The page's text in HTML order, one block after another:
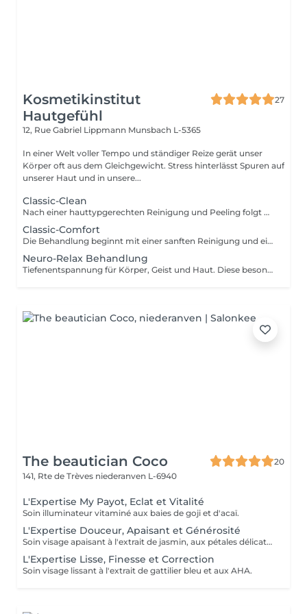
Kosmetikinstitut
Hautgefühl
27
12, Rue Gabriel Lippmann Munsbach L-5365
In einer Welt voller Tempo und ständiger Reize gerät unser
Körper oft aus dem Gleichgewicht. Stress hinterlässt Spuren auf
unserer Haut und in unsere...
Classic-Clean
Nach einer hauttypgerechten Reinigung und Peeling folgt das Entfernen von Hautunreinheiten für porentiefe Reinheit. Anschließend wird ein Wirkstoffkonzentrat oder eine Ampulle auf die Haut aufgetragen und zur Beruhigung der Haut nach der Ausreinigung folgt abschließend eine pflegende und feuchtigkeitsspendende Maske und die Abschlusspflege. Ohne Augenbrauenkorrektur
Classic-Comfort
Die Behandlung beginnt mit einer sanften Reinigung und einem schonenden Peeling, gefolgt von einer gründlichen Tiefenreinigung. Anschließend werden die Augenbrauen in Form gebracht. Hochwertige Seren sowie eine pflegende Augen- und Lippenpflege versorgen Ihre Haut intensiv. Eine wohltuende Gesichts-, Hals- und Dekolletémassage lädt zum Entspannen ein, bevor eine individuell abgestimmte Maske und die abschließende Pflege das Behandlungserlebnis abrunden.
Neuro-Relax Behandlung
Tiefenentspannung für Körper, Geist und Haut. Diese besondere Behandlung wirkt gezielt auf Ihr Nervensystem und unterstützt Ihren Körper dabei, aus dem Stressmodus in einen Zustand tiefer Regeneration zu gelangen. Eine harmonische Kombination aus Aromatherapie, bewusster Atmung sowie einer intensiv entspannenden Streichmassage von Gesicht,Hals und Nacken führt zu tiefer Entspannung und innerer Ruhe. Das Nervensystem wird beruhigt, Stress wird spürbar reduziert und der Körper kann wieder in seine natürliche Balance finden. Das Ergebnis: ein Gefühl von Leichtigkeit, verbesserter Schlaf und eine sichtbar entspanntere, strahlende Haut. Lassen Sie los und erleben Sie, wie sich Entspannung auf allen Ebenen entfaltet. Je nach aktuellem Bedürfnis können Sie sich in dieser Behandlung zwischen einer regenerierenden Lichttherapie oder einer zusätzlichen Kopfmassage entscheiden.
The beautician Coco
20
141, Rte de Trèves niederanven L-6940
L'Expertise My Payot, Eclat et Vitalité
Soin illuminateur vitaminé aux baies de goji et d'acaï.
L'Expertise Douceur, Apaisant et Générosité
Soin visage apaisant à l'extrait de jasmin, aux pétales délicats et aux pré et probiotiques.
L'Expertise Lisse, Finesse et Correction
Soin visage lissant à l'extrait de gattilier bleu et aux AHA.